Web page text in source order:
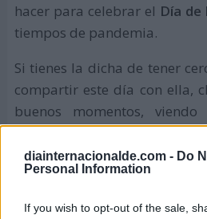
diainternacionalde.com - Do
Personal Information
If you wish to opt-out of the sale,
hacer para celebrar el Día de
tiempos de pandemia.
Si tienes la dicha de tener
compartir este día con ella,
buenos momentos,
haciendo cosas que os
un detalle especial con ella,
presente: tarjetas, flores,